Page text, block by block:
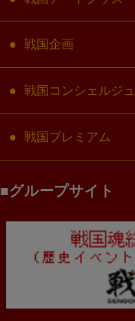
戦国企画
戦国コンシェルジュ
戦国プレミアム
グループサイト